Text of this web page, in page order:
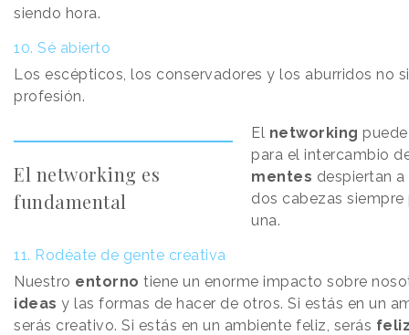
siendo hora.
10. Sé abierto
Los escépticos, los conservadores y los aburridos no
profesión.
El networking es
fundamental
El networking
para el intercambio
mentes despiertan
dos cabezas
una.
11. Rodéate de gente creativa
Nuestro entorno tiene un enorme impacto sobre
ideas y las formas de hacer de otros. Si estás en un
serás creativo. Si estás en un ambiente feliz, serás